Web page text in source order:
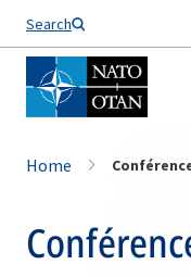
Search
Home